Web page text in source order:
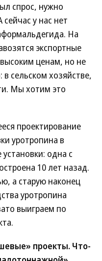
спрос, нужно
у нас нет
На
экспортные
ценам, но не
в сельском хозяйстве,
Мы хотим это
проектирование
уротропина в
установки: одна с
10 лет назад.
а старую наконец
уротропина
выиграем по
проекты. Что-